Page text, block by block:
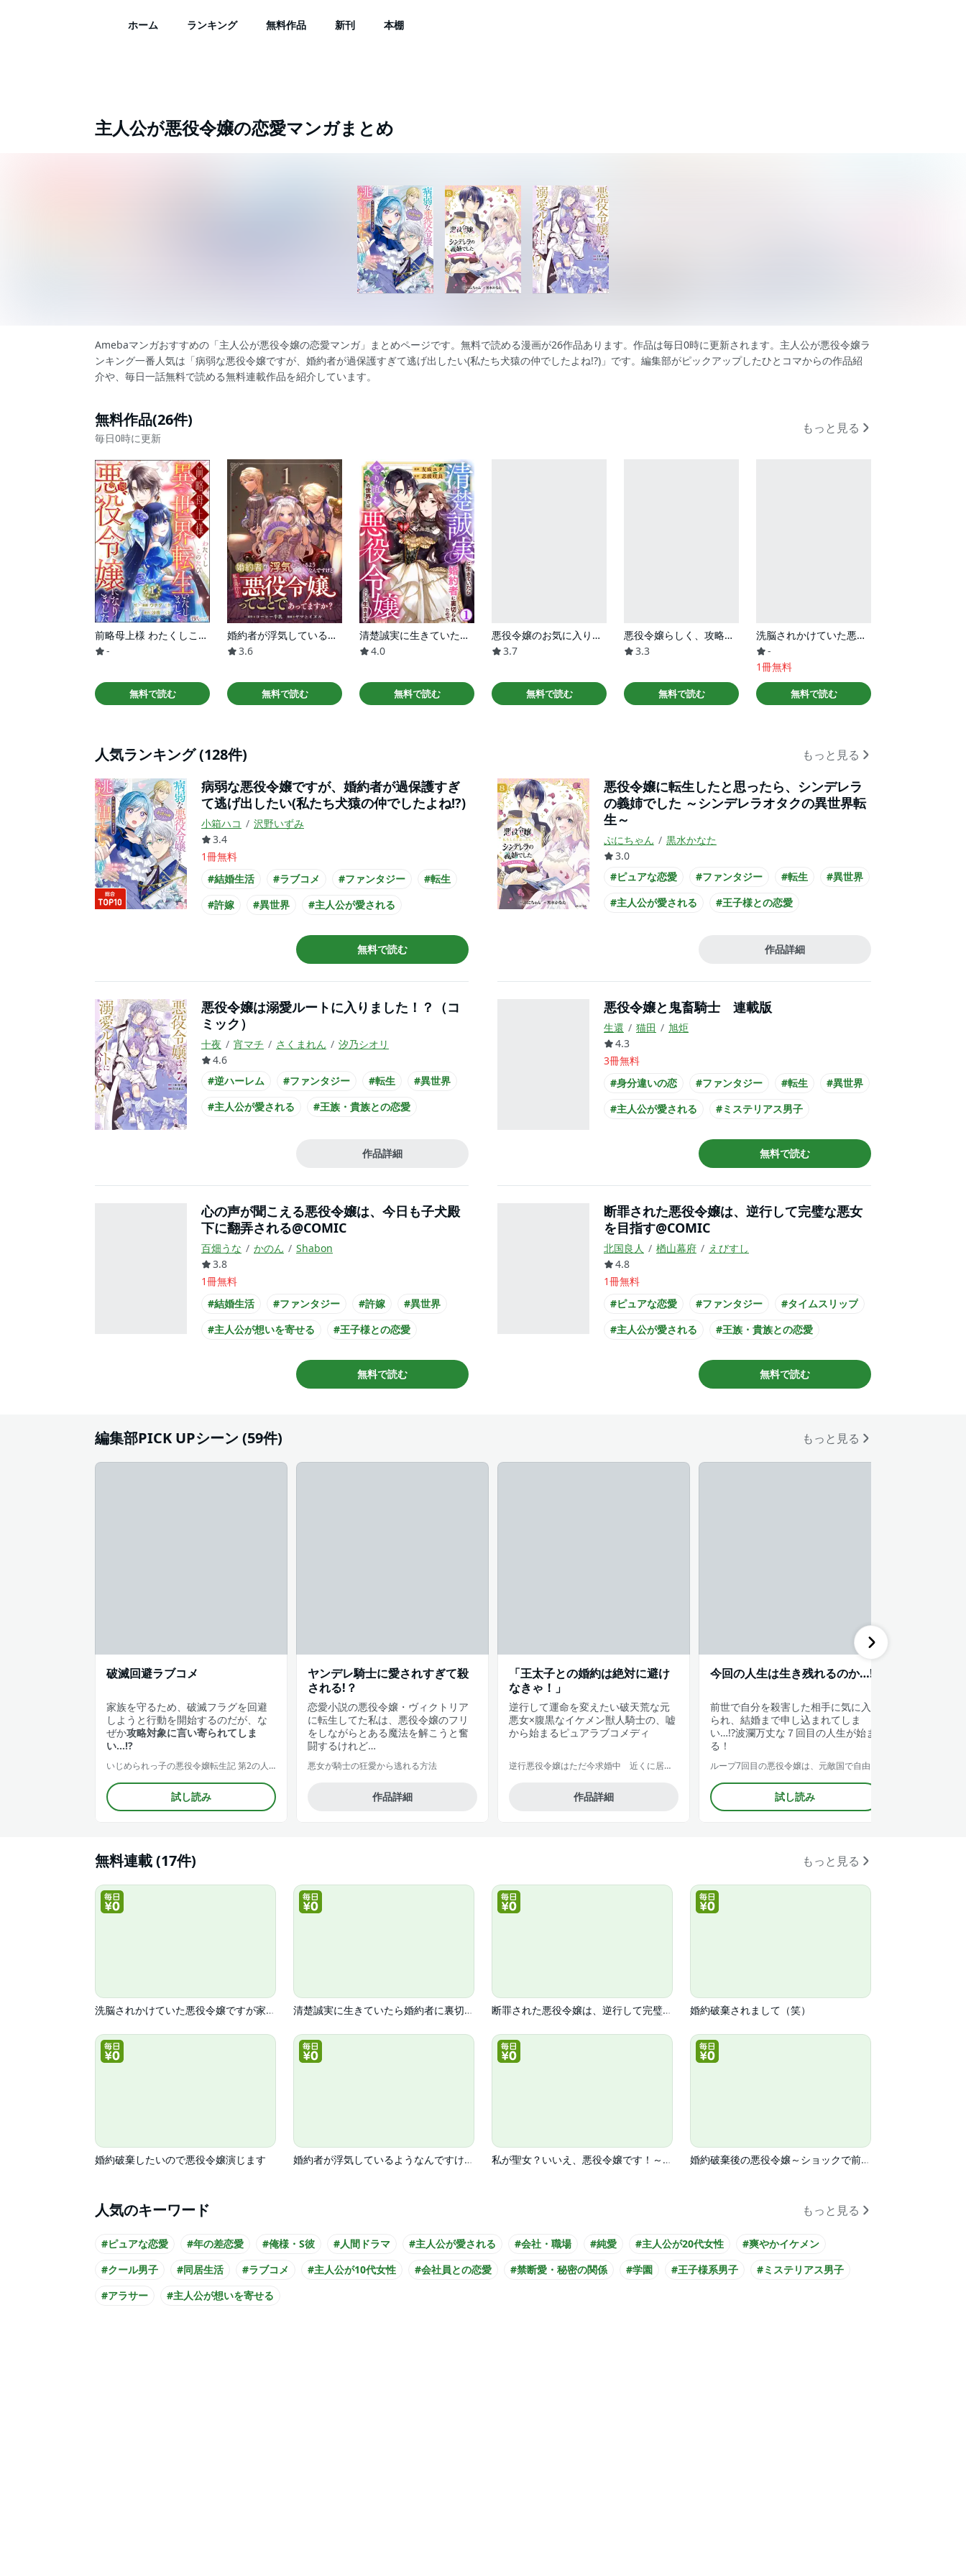
ホーム ランキング 無料作品 新刊 本棚
主人公が悪役令嬢の恋愛マンガまとめ
Amebaマンガおすすめの「主人公が悪役令嬢の恋愛マンガ」まとめページです。無料で読める漫画が26作品あります。作品は毎日0時に更新されます。主人公が悪役令嬢ラ
ンキング一番人気は「病弱な悪役令嬢ですが、婚約者が過保護すぎて逃げ出したい(私たち犬猿の仲でしたよね!?)」です。編集部がピックアップしたひとコマからの作品紹
介や、毎日一話無料で読める無料連載作品を紹介しています。
無料作品(26件)
毎日0時に更新
もっと見る
前略母上様 わたくしこのたび異世界転生いたしまして、悪役令嬢になりました コミック版（分冊版）
-
無料で読む
婚約者が浮気しているようなんですけど私は流行りの悪役令嬢ってことであってますか？
3.6
無料で読む
清楚誠実に生きていたら婚約者に裏切られたので、やり直しの世界では悪役令嬢として生きます
4.0
無料で読む
悪役令嬢のお気に入り 王子……邪魔っ（コミック）
3.7
無料で読む
悪役令嬢らしく、攻略対象を服従させます 推しがダメになっていて解釈違いなんですけど！？
3.3
無料で読む
洗脳されかけていた悪役令嬢ですが家出を決意しました。【電子単行本版／特典おまけ付き】
-
1冊無料
無料で読む
人気ランキング (128件) もっと見る
病弱な悪役令嬢ですが、婚約者が過保護すぎ
て逃げ出したい(私たち犬猿の仲でしたよね!?)
小箱ハコ
沢野いずみ
3.4
1冊無料
#結婚生活
#ラブコメ #ファンタジー
#転生
#許嫁
#異世界
#主人公が愛される
無料で読む
悪役令嬢に転生したと思ったら、シンデレラ
の義姉でした ～シンデレラオタクの異世界転
生～
ぷにちゃん
黒水かなた
3.0
#ピュアな恋愛
#ファンタジー #転生
#異世界
#主人公が愛される
#王子様との恋愛
作品詳細
悪役令嬢は溺愛ルートに入りました！？（コ
ミック）
十夜 宵マチ さくまれん
汐乃シオリ
4.6
#逆ハーレム
#ファンタジー #転生
#異世界
#主人公が愛される
#王族・貴族との恋愛
作品詳細
悪役令嬢と鬼畜騎士 連載版
生還 猫田
旭炬
4.3
3冊無料
#身分違いの恋
#ファンタジー #転生
#異世界
#主人公が愛される
#ミステリアス男子
#黒髪男子
無料で読む
心の声が聞こえる悪役令嬢は、今日も子犬殿
下に翻弄される@COMIC
百畑うな かのん
Shabon
3.8
1冊無料
#結婚生活
#ファンタジー #許嫁
#異世界
#主人公が想いを寄せる
#王子様との恋愛
無料で読む
断罪された悪役令嬢は、逆行して完璧な悪女
を目指す@COMIC
北国良人 楢山幕府
えびすし
4.8
1冊無料
#ピュアな恋愛
#ファンタジー
#タイムスリップ
#主人公が愛される
#王族・貴族との恋愛
#主人公が10代女性
無料で読む
編集部PICK UPシーン (59件) もっと見る
破滅回避ラブコメ
家族を守るため、破滅フラグを回避
しようと行動を開始するのだが、な
ぜか攻略対象に言い寄られてしま
い…!?
いじめられっ子の悪役令嬢転生記 第2の人生も不幸だなんて冗談じゃないです！
試し読み
ヤンデレ騎士に愛されすぎて殺
される!？
恋愛小説の悪役令嬢・ヴィクトリア
に転生してた私は、悪役令嬢のフリ
をしながらとある魔法を解こうと奮
闘するけれど…
悪女が騎士の狂愛から逃れる方法
作品詳細
「王太子との婚約は絶対に避け
なきゃ！」
逆行して運命を変えたい破天荒な元
悪女×腹黒なイケメン獣人騎士の、嘘
から始まるピュアラブコメディ
逆行悪役令嬢はただ今求婚中 近くに居た騎士に求婚しただけのはずが、溺愛ルートに入りました！？（コミック）
作品詳細
今回の人生は生き残れるのか…!?
前世で自分を殺害した相手に気に入
られ、結婚まで申し込まれてしま
い…!?波瀾万丈な７回目の人生が始ま
る！
試し読み
無料連載 (17件) もっと見る
洗脳されかけていた悪役令嬢ですが家出を決意しました。 清楚誠実に生きていたら婚約者に裏切られたので、やり直しの世界では悪役令嬢として生きます 断罪された悪役令嬢は、逆行して完璧な悪女を目指す@COMIC 婚約破棄されまして（笑）
婚約破棄したいので悪役令嬢演じます 婚約者が浮気しているようなんですけど私は流行りの悪役令嬢ってことであってますか？ 私が聖女？いいえ、悪役令嬢です！～なので、全員破滅は阻止させていただきます～ 婚約破棄後の悪役令嬢～ショックで前世の記憶を思い出したのでハッピーエンド目指します！～
人気のキーワード もっと見る
#ピュアな恋愛 #年の差恋愛 #俺様・S彼 #人間ドラマ #主人公が愛される #会社・職場 #純愛 #主人公が20代女性
#爽やかイケメン
#クール男子
#同居生活 #ラブコメ #主人公が10代女性 #会社員との恋愛 #禁断愛・秘密の関係 #学園 #王子様系男子
#ミステリアス男子
#アラサー
#主人公が想いを寄せる